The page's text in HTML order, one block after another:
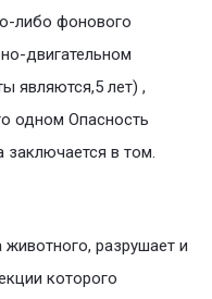
либо фонового
двигательном
являются,5 лет) ,
одном Опасность
заключается в том.
разрушает и
которого